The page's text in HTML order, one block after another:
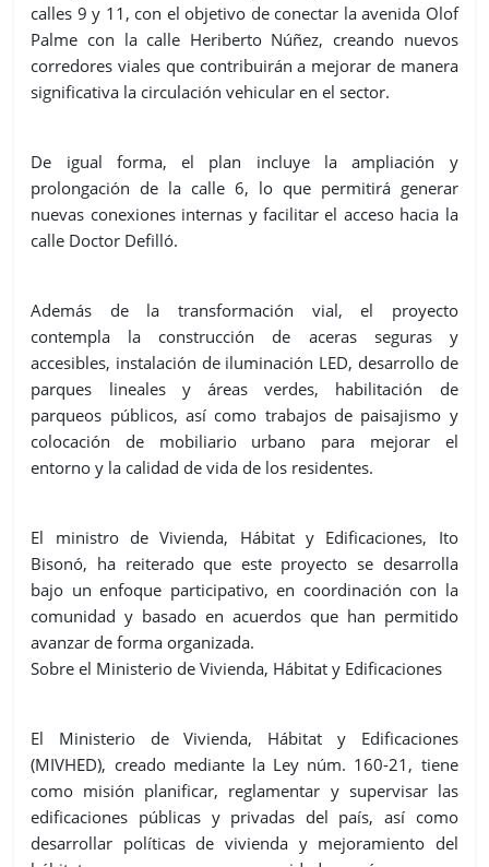
calles 9 y 11, con el objetivo de conectar la avenida Olof
Palme con la calle Heriberto Núñez, creando nuevos
corredores viales que contribuirán a mejorar de manera
significativa la circulación vehicular en el sector.
De igual forma, el plan incluye la ampliación y
prolongación de la calle 6, lo que permitirá generar
nuevas conexiones internas y facilitar el acceso hacia la
calle Doctor Defilló.
Además de la transformación vial, el proyecto
contempla la construcción de aceras seguras y
accesibles, instalación de iluminación LED, desarrollo de
parques lineales y áreas verdes, habilitación de
parqueos públicos, así como trabajos de paisajismo y
colocación de mobiliario urbano para mejorar el
entorno y la calidad de vida de los residentes.
El ministro de Vivienda, Hábitat y Edificaciones, Ito
Bisonó, ha reiterado que este proyecto se desarrolla
bajo un enfoque participativo, en coordinación con la
comunidad y basado en acuerdos que han permitido
avanzar de forma organizada.
Sobre el Ministerio de Vivienda, Hábitat y Edificaciones
El Ministerio de Vivienda, Hábitat y Edificaciones
(MIVHED), creado mediante la Ley núm. 160-21, tiene
como misión planificar, reglamentar y supervisar las
edificaciones públicas y privadas del país, así como
desarrollar políticas de vivienda y mejoramiento del